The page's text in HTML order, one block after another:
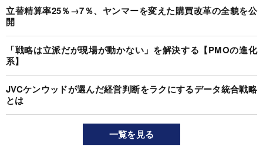
立替精算率25％→7％、ヤンマーを変えた購買改革の全貌を公
開
「戦略は立派だが現場が動かない」を解決する【PMOの進化
系】
JVCケンウッドが選んだ経営判断をラクにするデータ統合戦略
とは
一覧を見る